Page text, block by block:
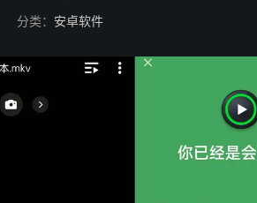
分类： 安卓软件